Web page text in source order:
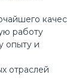
работу
опыту и
отраслей